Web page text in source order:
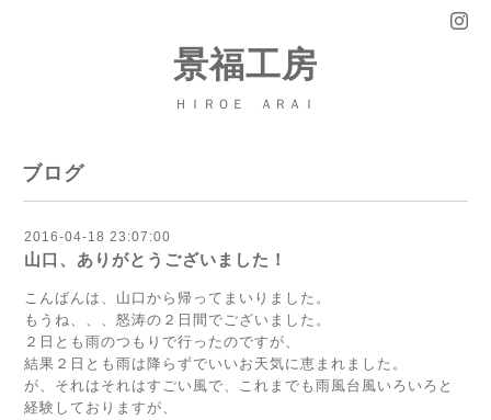
景福工房
ＨＩＲＯＥ ＡＲＡＩ
ブログ
2016-04-18 23:07:00
山口、ありがとうございました！
こんばんは、山口から帰ってまいりました。
もうね、、、怒涛の２日間でございました。
２日とも雨のつもりで行ったのですが、
結果２日とも雨は降らずでいいお天気に恵まれました。
が、それはそれはすごい風で、これまでも雨風台風いろいろと
経験しておりますが、